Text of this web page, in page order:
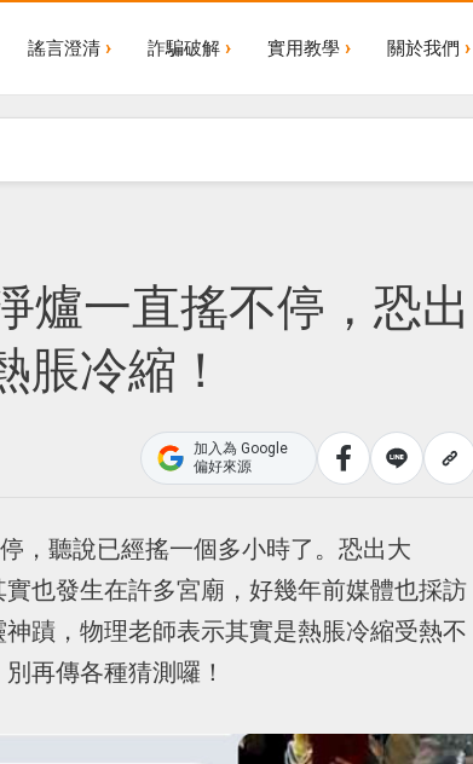
謠言澄清 詐騙破解 實用教學 關於我們
爐一直搖不停，恐出
脹冷縮！
加入為 Google
偏好來源
，聽說已經搖一個多小時了。恐出大
也發生在許多宮廟，好幾年前媒體也採訪
蹟，物理老師表示其實是熱脹冷縮受熱不
再傳各種猜測囉！